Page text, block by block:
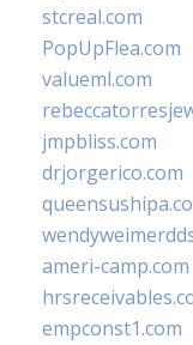
stcreal.com
PopUpFlea.com
valueml.com
jmpbliss.com
drjorgerico.com
ameri-camp.com
empconst1.com